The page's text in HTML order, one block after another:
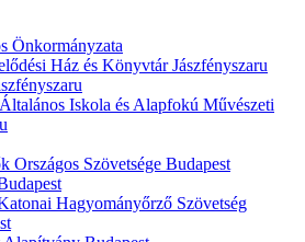
Önkormányzata
Ház és Könyvtár Jászfényszaru
Iskola és Alapfokú Művészeti
Országos Szövetsége Budapest
Hagyományőrző Szövetség